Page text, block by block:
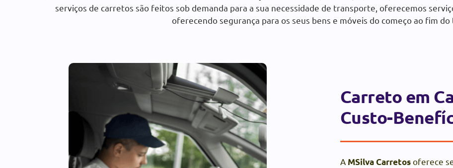
serviços de carretos são feitos sob demanda para a sua necessidade de transporte, oferecemos
oferecendo segurança para os seus bens e móveis do começo ao fim do
Carreto em
Custo-
A MSilva Carretosoferece